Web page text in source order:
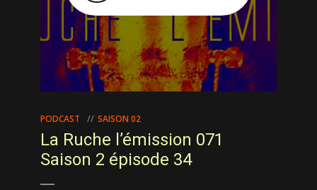
PODCAST SAISON 02
La Ruche l’émission 071
Saison 2 épisode 34